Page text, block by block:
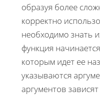
образуя более
корректно
необходимо знать
функция
которым идет ее
указываются
аргументов